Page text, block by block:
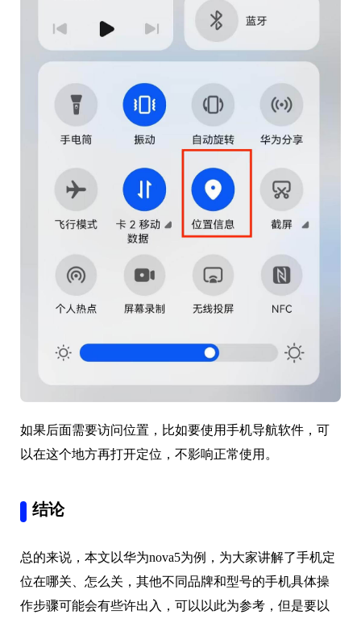
如果后面需要访问位置，比如要使用手机导航软件，可
以在这个地方再打开定位，不影响正常使用。
结论
总的来说，本文以华为nova5为例，为大家讲解了手机定
位在哪关、怎么关，其他不同品牌和型号的手机具体操
作步骤可能会有些许出入，可以以此为参考，但是要以